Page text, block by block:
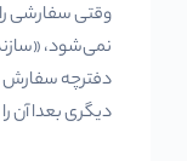
وقتی سفارشی
نمی‌شود،
دفترچه سفارش
دیگری بعدا آن